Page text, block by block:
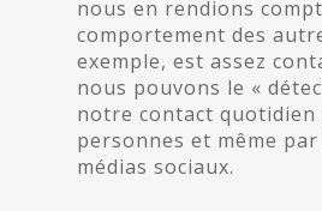
nous en rendions
comportement des
exemple, est assez
nous pouvons le «
notre contact quotidien
personnes et même
médias sociaux.